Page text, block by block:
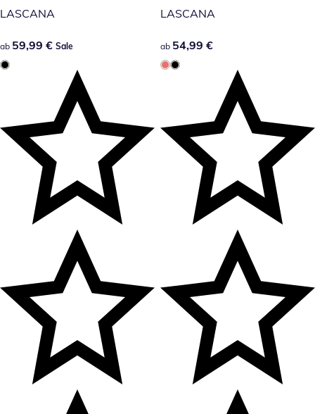
LASCANA
59,99 €
ab 59,99 € Sale
LASCANA
54,99 €
ab 54,99 €